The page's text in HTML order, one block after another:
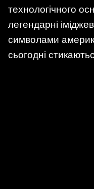
технологічного
легендарні
символами
сьогодні